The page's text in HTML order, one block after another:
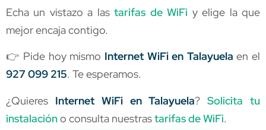
Echa un vistazo a lastarifas de WiFi y elige la que
mejor encaja contigo.
👉 Pide hoy mismo Internet WiFi en Talayuela en el
927 099 215. Te esperamos.
¿Quieres Internet WiFi en Talayuela?Solicita tu
instalacióno consulta nuestrastarifas de WiFi.